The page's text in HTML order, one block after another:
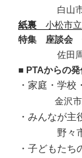
白山
紙裏 小松市立
特集 座談会
佐田
■ PTAからの発
・家庭・学校
金沢
・みんなが
野々
・子どもた